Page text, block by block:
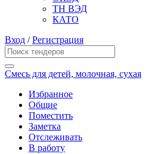
ТН ВЭД
КАТО
Вход /Регистрация
Смесь для детей, молочная, сухая
Избранное
Общие
Поместить
Заметка
Отслеживать
В работу